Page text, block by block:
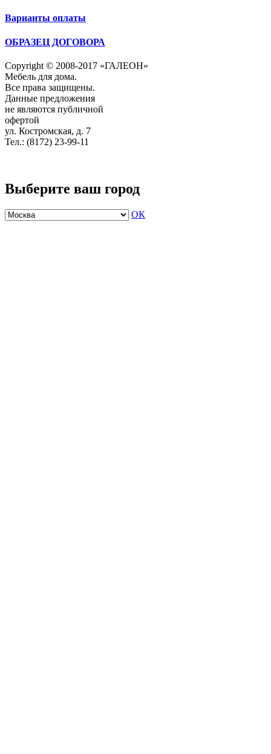
Варианты оплаты
ОБРАЗЕЦ ДОГОВОРА
Copyright © 2008-2017 «ГАЛЕОН»
Мебель для дома.
Все права защищены.
Данные предложения
не являются публичной
офертой
ул. Костромская, д. 7
Тел.: (8172) 23-99-11
Выберите ваш город
ОК